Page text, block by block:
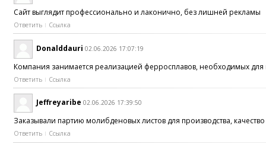
Сайт выглядит профессионально и лаконично, без лишней рекламы
Ответить Ссылка
Donalddauri 02.06.2026 17:07:19
Компания занимается реализацией ферросплавов, необходимых для
Ответить Ссылка
Jeffreyaribe 02.06.2026 17:39:50
Заказывали партию молибденовых листов для производства,
Ответить Ссылка